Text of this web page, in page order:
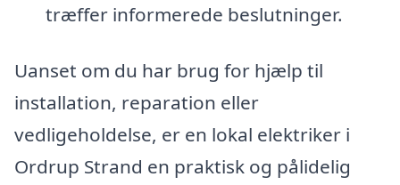
træffer informerede beslutninger.
Uanset om du har brug for hjælp til
installation, reparation eller
vedligeholdelse, er en lokal elektriker i
Ordrup Strand en praktisk og pålidelig